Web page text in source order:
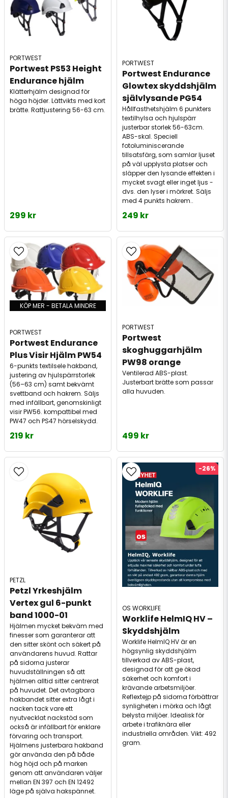
PORTWEST
Portwest PS53 Height
Endurance hjälm
Klätterhjälm designad för
höga höjder. Lättvikts med kort
brätte. Rattjustering 56-63 cm.
299 kr
PORTWEST
Portwest Endurance
Glowtex skyddshjälm
självlysande PG54
Hållfasthetshjälm 6 punkters
textilhylsa och hjulspärr
justerbar storlek 56-63cm.
ABS-skal. Speciell
fotoluminiscerande
tillsatsfärg, som samlar ljuset
på väl upplysta platser och
släpper den lysande effekten i
mycket svagt eller inget ljus -
dvs. den lyser i mörkret. Säljs
med 4 punkts hakrem..
249 kr
KÖP MER - BETALA MINDRE
PORTWEST
Portwest Endurance
Plus Visir Hjälm PW54
6-punkts textilsele hakband,
justering av hjulspärrstorlek
(56–63 cm) samt bekvämt
svettband och hakrem. Säljs
med infällbart, genomskinligt
visir PW56. kompattibel med
PW47 och PS47 hörselskydd.
219 kr
PORTWEST
Portwest
skoghuggarhjälm
PW98 orange
Ventilerad ABS-plast.
Justerbart brätte som passar
alla huvuden.
499 kr
PETZL
Petzl Yrkeshjälm
Vertex gul 6-punkt
band 1000-01
Hjälmen mycket bekväm med
finesser som garanterar att
den sitter skönt och säkert på
användarens huvud. Rattar
på sidorna justerar
huvudställningen så att
hjälmen alltid sitter centrerat
på huvudet. Det avtagbara
hakbandet sitter extra lågt i
nacken tack vare ett
nyutvecklat nackstöd som
också är infällbart för enklare
förvaring och transport.
Hjälmens justerbara hakband
gör använda den på både
hög höjd och på marken
genom att användaren väljer
mellan EN 397 och EN 12492
läge på själva hakspännet.
OS WORKLIFE
Worklife HelmIQ HV –
Skyddshjälm
Worklife HelmIQ HV är en
högsynlig skyddshjälm
tillverkad av ABS-plast,
designad för att ge ökad
säkerhet och komfort i
krävande arbetsmiljöer.
Reflextejp på sidorna förbättrar
synligheten i mörka och lågt
belysta miljöer. Idealisk för
arbete i trafiknära eller
industriella områden. Vikt: 492
gram.
-26%